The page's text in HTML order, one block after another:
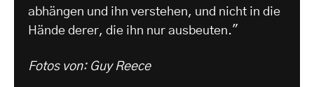
abhängen und ihn verstehen, und nicht in die
Hände derer, die ihn nur ausbeuten."
Fotos von: Guy Reece